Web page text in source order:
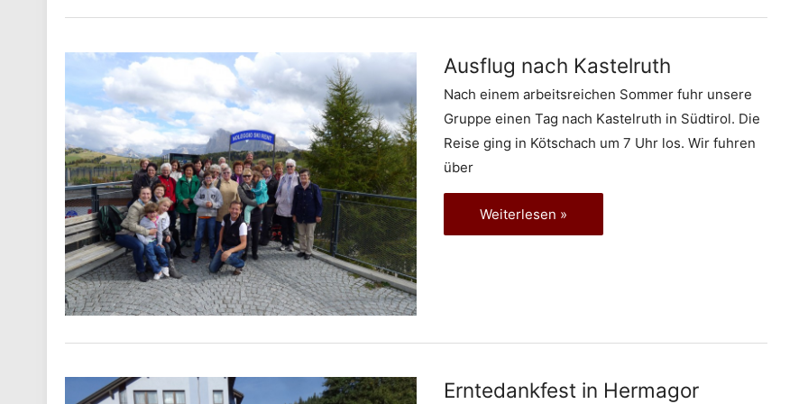
Ausflug nach Kastelruth
Nach einem arbeitsreichen Sommer fuhr unsere
Gruppe einen Tag nach Kastelruth in Südtirol. Die
Reise ging in Kötschach um 7 Uhr los. Wir fuhren
über
Ausflug
nach
Weiterlesen »
Erntedankfest in Hermagor